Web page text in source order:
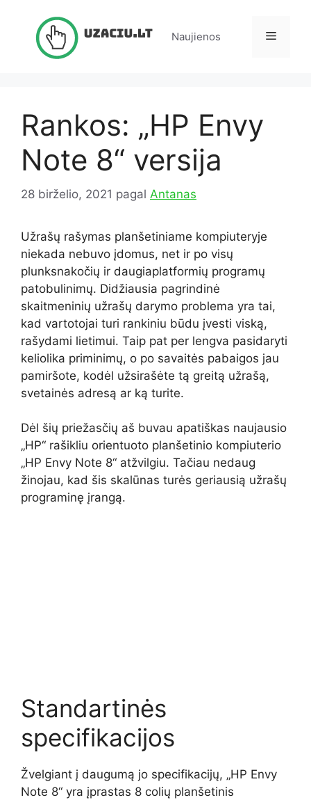
Naujienos Meniu
Rankos: „HP Envy
Note 8“ versija
28 birželio, 2021 pagal Antanas
Užrašų rašymas planšetiniame kompiuteryje
niekada nebuvo įdomus, net ir po visų
plunksnakočių ir daugiaplatformių programų
patobulinimų. Didžiausia pagrindinė
skaitmeninių užrašų darymo problema yra tai,
kad vartotojai turi rankiniu būdu įvesti viską,
rašydami lietimui. Taip pat per lengva pasidaryti
keliolika priminimų, o po savaitės pabaigos jau
pamiršote, kodėl užsirašėte tą greitą užrašą,
svetainės adresą ar ką turite.
Dėl šių priežasčių aš buvau apatiškas naujausio
„HP“ rašikliu orientuoto planšetinio kompiuterio
„HP Envy Note 8“ atžvilgiu. Tačiau nedaug
žinojau, kad šis skalūnas turės geriausią užrašų
programinę įrangą.
Standartinės
specifikacijos
Žvelgiant į daugumą jo specifikacijų, „HP Envy
Note 8“ yra įprastas 8 colių planšetinis